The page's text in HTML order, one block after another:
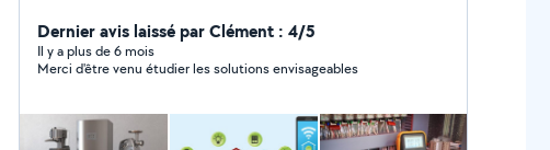
d'expérience professionnelle, je suis en mesure de vous
aider sur tous vos appareils électriques et vos
installations.
Dernier avis laissé par Clément : 4/5
Il y a plus de 6 mois
Merci d'être venu étudier les solutions envisageables